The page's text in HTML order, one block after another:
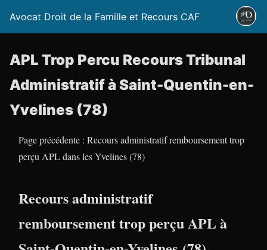
Avocat Droit de la Famille et Recours CAF
APL Trop Percu Recours Tribunal
Administratif à Saint-Quentin-en-
Yvelines (78)
Page précédente : Recours administratif remboursement trop
perçu APL dans les Yvelines (78)
Recours administratif
remboursement trop perçu APL à